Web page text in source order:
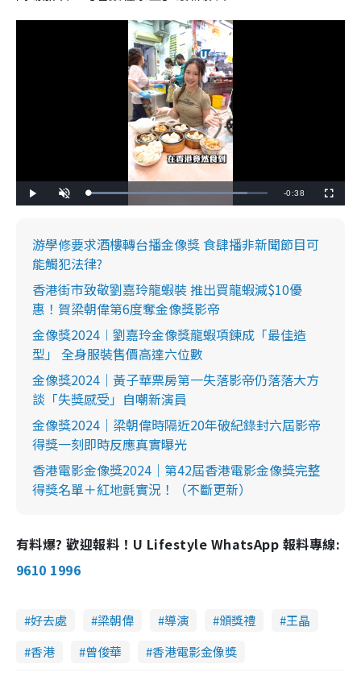
l
n
e
L
o
:
8
0
%
R
m
i
i
g
i
-0:38
u
r
e
游學修要求酒樓轉台播金像獎 食肆播非新聞節目可
能觸犯法律?
香港街市致敬劉嘉玲龍蝦裝 推出買龍蝦減$10優
惠！賀梁朝偉第6度奪金像獎影帝
金像獎2024︱劉嘉玲金像獎龍蝦項鍊成「最佳造
型」 全身服裝售價高達六位數
金像獎2024｜黃子華票房第一失落影帝仍落落大方
談「失獎感受」自嘲新演員
金像獎2024｜梁朝偉時隔近20年破紀錄封六屆影帝
得獎一刻即時反應真實曝光
香港電影金像獎2024｜第42屆香港電影金像獎完整
得獎名單＋紅地氈實況！（不斷更新）
有料爆? 歡迎報料！U Lifestyle WhatsApp 報料專線:
9610 1996
好去處 梁朝偉 導演 頒獎禮
王晶
香港
曾俊華 香港電影金像獎